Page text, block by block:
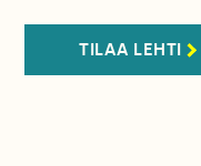
TILAA LEHTI